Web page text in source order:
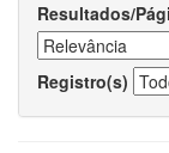
Resultados/
Registro(s)